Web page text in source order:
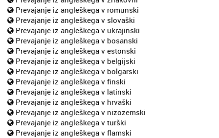
Prevajanje iz angleškega v romunski
Prevajanje iz angleškega v slovaški
Prevajanje iz angleškega v ukrajinski
Prevajanje iz angleškega v bosanski
Prevajanje iz angleškega v estonski
Prevajanje iz angleškega v belgijski
Prevajanje iz angleškega v bolgarski
Prevajanje iz angleškega v finski
Prevajanje iz angleškega v latinski
Prevajanje iz angleškega v hrvaški
Prevajanje iz angleškega v nizozemski
Prevajanje iz angleškega v turški
Prevajanje iz angleškega v flamski